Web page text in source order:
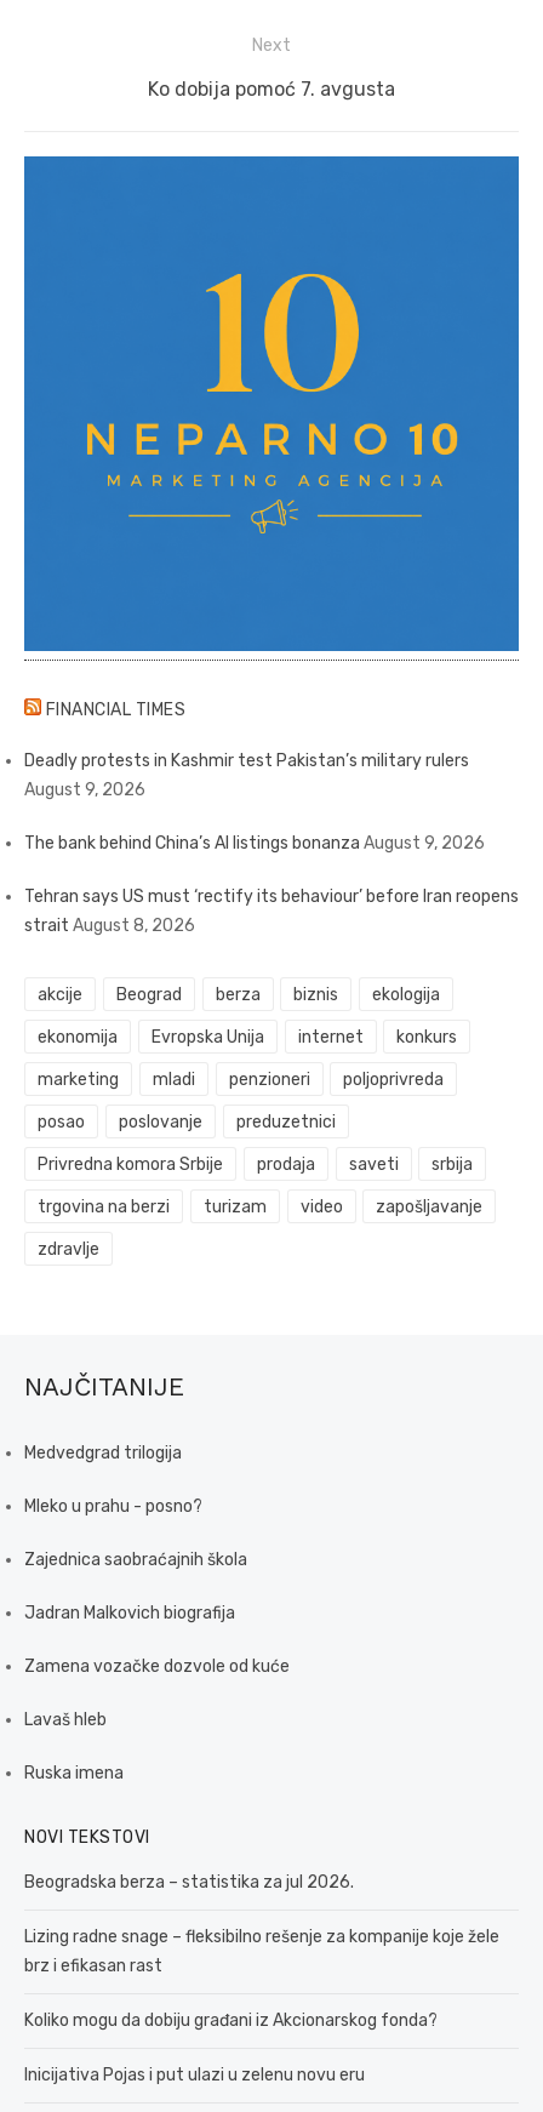
Next
Next
Ko dobija pomoć 7. avgusta
FINANCIAL TIMES
Deadly protests in Kashmir test Pakistan’s military rulers
August 9, 2026
The bank behind China’s AI listings bonanza August 9, 2026
Tehran says US must ‘rectify its behaviour’ before Iran reopens
strait August 8, 2026
akcije Beograd berza biznis ekologija
ekonomija Evropska Unija internet konkurs
marketing mladi penzioneri poljoprivreda
posao poslovanje preduzetnici
Privredna komora Srbije prodaja saveti srbija
trgovina na berzi turizam video zapošljavanje
zdravlje
NAJČITANIJE
Medvedgrad trilogija
Mleko u prahu - posno?
Zajednica saobraćajnih škola
Jadran Malkovich biografija
Zamena vozačke dozvole od kuće
Lavaš hleb
Ruska imena
NOVI TEKSTOVI
Beogradska berza – statistika za jul 2026.
Lizing radne snage – fleksibilno rešenje za kompanije koje žele
brz i efikasan rast
Koliko mogu da dobiju građani iz Akcionarskog fonda?
Inicijativa Pojas i put ulazi u zelenu novu eru